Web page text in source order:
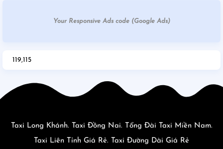
Your Responsive Ads code (Google Ads)
119,115
Taxi Long Khánh. Taxi Đồng Nai. Tổng Đài Taxi Miền Nam.
Taxi Liên Tỉnh Giá Rẻ. Taxi Đường Dài Giá Rẻ